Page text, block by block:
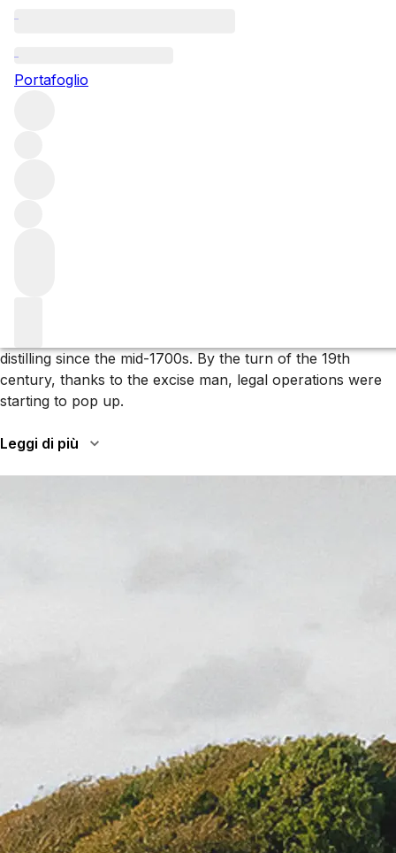
Portafoglio
nella lingua del sito.
Sfoglia tutti i produttori
distilling since the mid-1700s. By the turn of the 19th
century, thanks to the excise man, legal operations were
starting to pop up.
Leggi di più